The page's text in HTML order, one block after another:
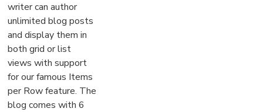
writer can author
unlimited blog posts
and display them in
both grid or list
views with support
for our famous Items
per Row feature. The
blog comes with 6